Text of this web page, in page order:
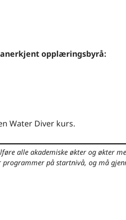
opplæringsbyrå:
Water Diver kurs.
alle akademiske økter og økter
på startnivå, og må